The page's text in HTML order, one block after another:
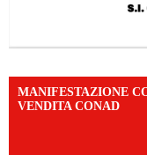
MANIFESTAZIONE
VENDITA CONAD